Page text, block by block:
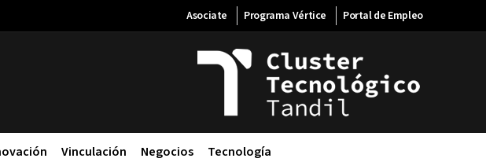
Asociate Programa Vértice Portal de Empleo
Vinculación Negocios Tecnología